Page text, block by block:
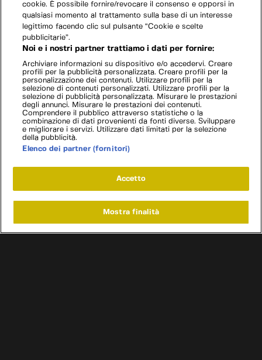
cookie. È possibile fornire/revocare il consenso e opporsi in
qualsiasi momento al trattamento sulla base di un interesse
legittimo facendo clic sul pulsante “Cookie e scelte
pubblicitarie”.
Noi e i nostri partner trattiamo i dati per fornire:
Archiviare informazioni su dispositivo e/o accedervi. Creare
profili per la pubblicità personalizzata. Creare profili per la
personalizzazione dei contenuti. Utilizzare profili per la
selezione di contenuti personalizzati. Utilizzare profili per la
selezione di pubblicità personalizzata. Misurare le prestazioni
degli annunci. Misurare le prestazioni dei contenuti.
Comprendere il pubblico attraverso statistiche o la
combinazione di dati provenienti da fonti diverse. Sviluppare
e migliorare i servizi. Utilizzare dati limitati per la selezione
della pubblicità.
Elenco dei partner (fornitori)
Accetto
Mostra finalità